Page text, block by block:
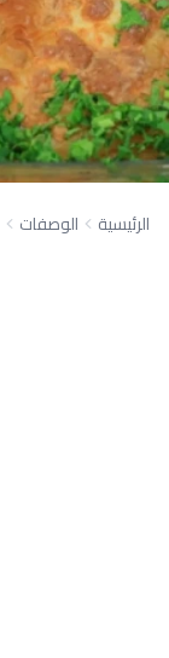
الرئيسية الوصفات